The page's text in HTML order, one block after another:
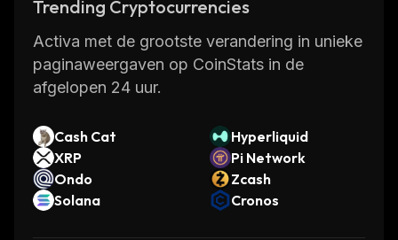
Trending Cryptocurrencies
Activa met de grootste verandering in unieke
paginaweergaven op CoinStats in de
afgelopen 24 uur.
Cash Cat
Hyperliquid
XRP
Pi Network
Ondo
Zcash
Solana
Cronos